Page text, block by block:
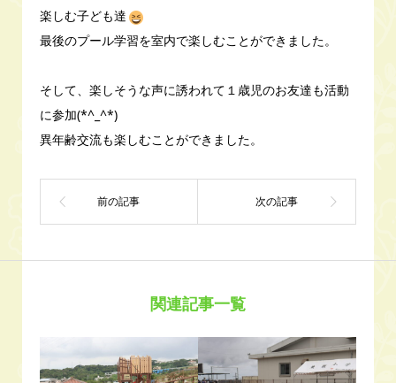
楽しむ子ども達
最後のプール学習を室内で楽しむことができました。
そして、楽しそうな声に誘われて１歳児のお友達も活動
に参加(*^_^*)
異年齢交流も楽しむことができました。
関連記事一覧